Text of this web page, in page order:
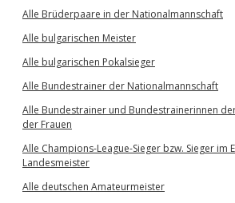
Alle Brüderpaare in der Nationalmannschaft
Alle bulgarischen Meister
Alle bulgarischen Pokalsieger
Alle Bundestrainer der Nationalmannschaft
Alle Bundestrainer und Bundestrainerinnen
der Frauen
Alle Champions-League-Sieger bzw. Sieger im
Landesmeister
Alle deutschen Amateurmeister